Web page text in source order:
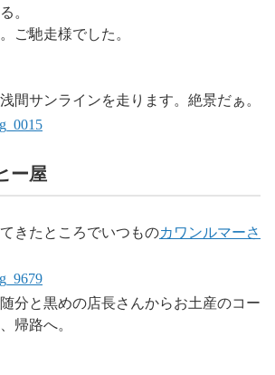
。
ご馳走様でした。
間サンラインを走ります。絶景だぁ。
ー屋
きたところでいつものカワンルマーさ
分と黒めの店長さんからお土産のコー
帰路へ。